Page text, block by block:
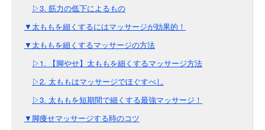
▷3. 筋力の低下によるもの
▼太ももを細くするにはマッサージが効果的！
▼太ももを細くするマッサージの方法
▷1. 【脚やせ】太ももを細くするマッサージ方法
▷2. 太ももはマッサージでほぐすべし
▷3. 太ももを短期間で細くする最強マッサージ！
▼脚痩せマッサージする時のコツ